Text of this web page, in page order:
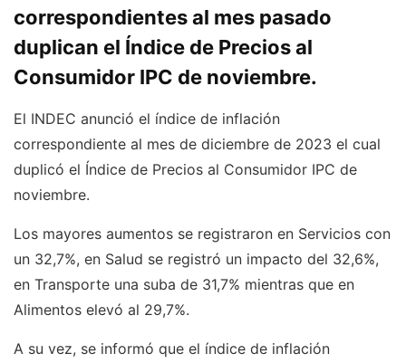
correspondientes al mes pasado
duplican el Índice de Precios al
Consumidor IPC de noviembre.
El INDEC anunció el índice de inflación
correspondiente al mes de diciembre de 2023 el cual
duplicó el Índice de Precios al Consumidor IPC de
noviembre.
Los mayores aumentos se registraron en Servicios con
un 32,7%, en Salud se registró un impacto del 32,6%,
en Transporte una suba de 31,7% mientras que en
Alimentos elevó al 29,7%.
A su vez, se informó que el índice de inflación